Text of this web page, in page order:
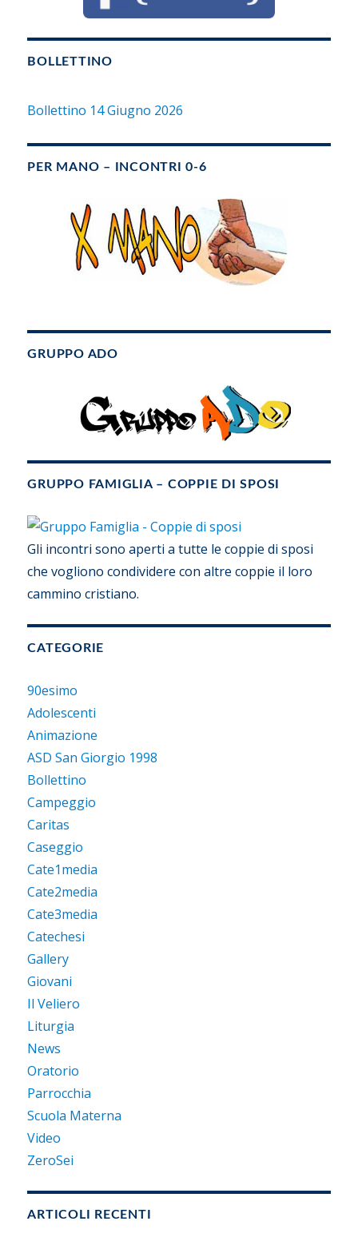
BOLLETTINO
Bollettino 14 Giugno 2026
PER MANO – INCONTRI 0-6
GRUPPO ADO
GRUPPO FAMIGLIA – COPPIE DI SPOSI
Gli incontri sono aperti a tutte le coppie di sposi
che vogliono condividere con altre coppie il loro
cammino cristiano.
CATEGORIE
90esimo
Adolescenti
Animazione
ASD San Giorgio 1998
Bollettino
Campeggio
Caritas
Caseggio
Cate1media
Cate2media
Cate3media
Catechesi
Gallery
Giovani
Il Veliero
Liturgia
News
Oratorio
Parrocchia
Scuola Materna
Video
ZeroSei
ARTICOLI RECENTI